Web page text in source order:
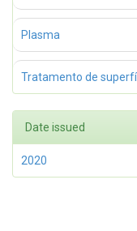
Plasma
Tratamento de
Date issued
2020